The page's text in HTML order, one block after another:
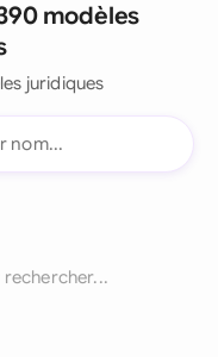
modèles
juridiques